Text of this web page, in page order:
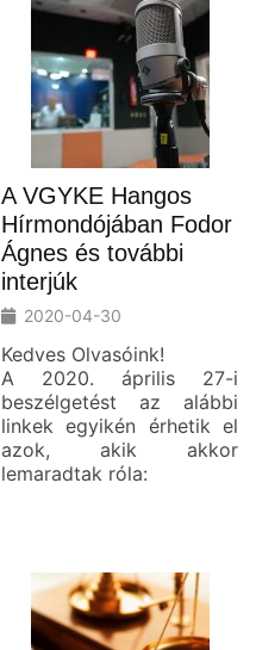
A VGYKE Hangos
Hírmondójában Fodor
Ágnes és további
interjúk
2020-04-30
Kedves Olvasóink!
A 2020. április 27-i
beszélgetést az alábbi
linkek egyikén érhetik el
azok, akik akkor
lemaradtak róla: